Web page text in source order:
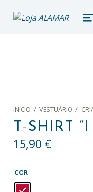
loja alamar
LOJA ONLINE DO MUSEU DA BALEIA – ALAMAR STORE
INÍCIO / VESTUÁRIO /
T-SHIRT
15,90 €
COR